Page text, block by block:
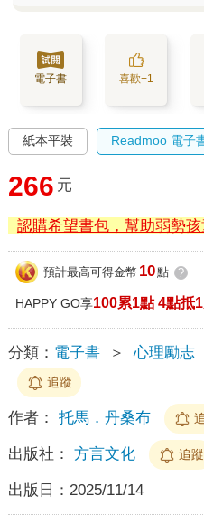
電子書 喜歡+1
紙本平裝 Readmoo 電子
266 元
認購希望書包，幫助弱勢孩
預計最高可得金幣 10點 ?
HAPPY GO享100累1點 4點抵
分類： 電子書 ＞ 心理勵志
追蹤
作者： 托馬．丹桑布
出版社： 方言文化 追蹤
出版日： 2025/11/14